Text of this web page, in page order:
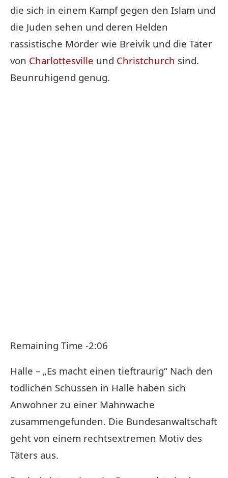
die sich in einem Kampf gegen den Islam und
die Juden sehen und deren Helden
rassistische Mörder wie Breivik und die Täter
von Charlottesville und Christchurch sind.
Beunruhigend genug.
Remaining Time -2:06
Halle – „Es macht einen tieftraurig“ Nach den
tödlichen Schüssen in Halle haben sich
Anwohner zu einer Mahnwache
zusammengefunden. Die Bundesanwaltschaft
geht von einem rechtsextremen Motiv des
Täters aus.